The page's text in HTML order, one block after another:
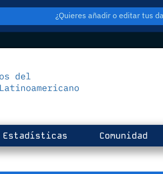
¿Quieres añadir o editar tus
Estadísticas Comunidad